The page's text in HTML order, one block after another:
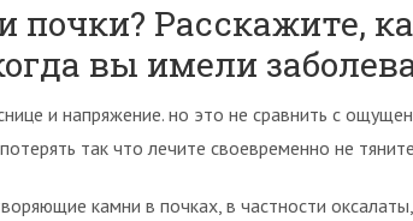
почки? Расскажите,
вы имели
и напряжение. но это не сравнить с
так что лечите своевременно не тяните
камни в почках, в частности